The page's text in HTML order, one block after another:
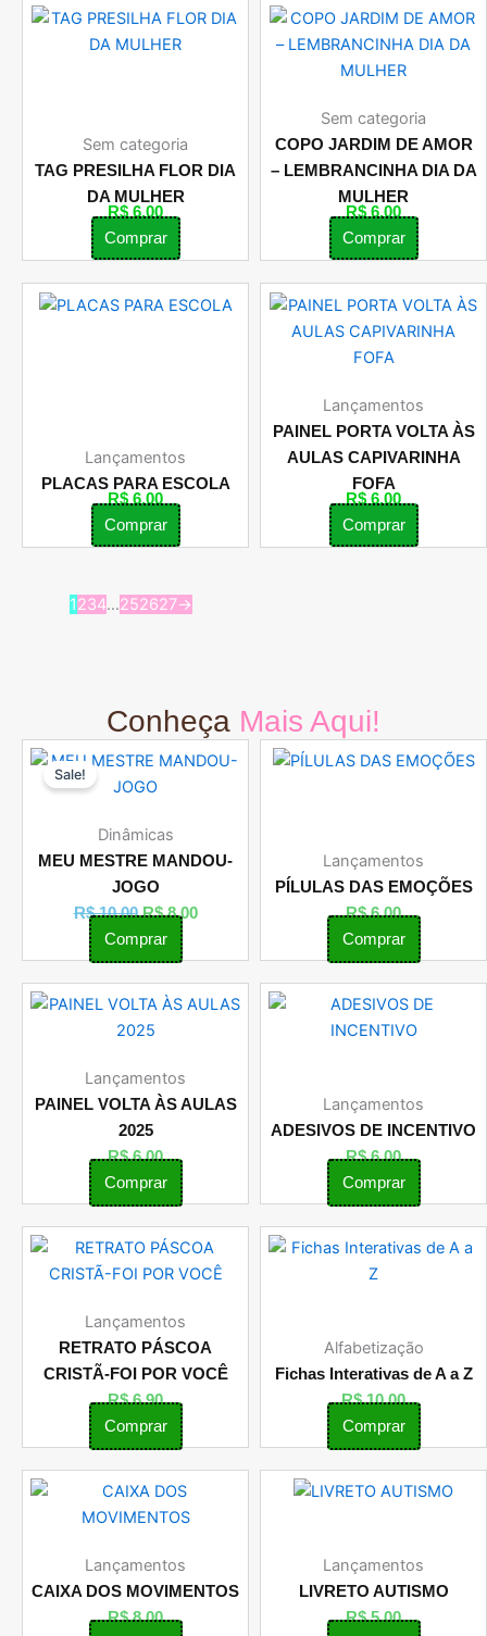
Sem categoria
TAG PRESILHA FLOR DIA
DA MULHER
R$ 6,00
Comprar
Sem categoria
COPO JARDIM DE AMOR
– LEMBRANCINHA DIA DA
MULHER
R$ 6,00
Comprar
Lançamentos
PLACAS PARA ESCOLA
R$ 6,00
Comprar
Lançamentos
PAINEL PORTA VOLTA ÀS
AULAS CAPIVARINHA
FOFA
R$ 6,00
Comprar
1234…252627→
Conheça Mais Aqui!
Sale!
Dinâmicas
MEU MESTRE MANDOU-
JOGO
R$10,00
O
preço
era:
R$ 10,00.
R$8,00
O
R$ 8,00.
Comprar
Lançamentos
PÍLULAS DAS EMOÇÕES
R$6,00
Comprar
Lançamentos
PAINEL VOLTA ÀS AULAS
2025
R$6,00
Comprar
Lançamentos
ADESIVOS DE INCENTIVO
R$6,00
Comprar
Lançamentos
RETRATO PÁSCOA
CRISTÃ-FOI POR VOCÊ
R$6,90
Comprar
Alfabetização
Fichas Interativas de A a Z
R$10,00
Comprar
Lançamentos
CAIXA DOS MOVIMENTOS
R$8,00
Lançamentos
LIVRETO AUTISMO
R$5,00